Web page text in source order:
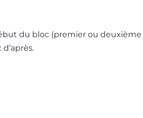
du bloc (pre­mier ou